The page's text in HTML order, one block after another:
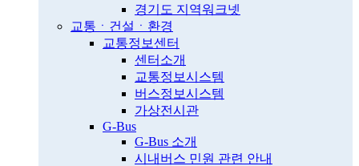
경기도 지역워크넷
교통ㆍ건설ㆍ환경
교통정보센터
센터소개
교통정보시스템
버스정보시스템
가상전시관
G-Bus
G-Bus 소개
시내버스 민원 관련 안내